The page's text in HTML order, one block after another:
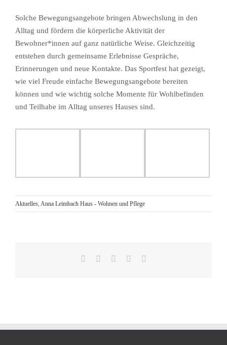
Solche Bewegungsangebote bringen Abwechslung in den
Alltag und fördern die körperliche Aktivität der
Bewohner*innen auf ganz natürliche Weise. Gleichzeitig
entstehen durch gemeinsame Erlebnisse Gespräche,
Erinnerungen und neue Kontakte. Das Sportfest hat gezeigt,
wie viel Freude einfache Bewegungsangebote bereiten
können und wie wichtig solche Momente für Wohlbefinden
und Teilhabe im Alltag unseres Hauses sind.
Aktuelles, Anna Leimbach Haus - Wohnen und Pflege
Facebook
Reddit LinkedInPinterest